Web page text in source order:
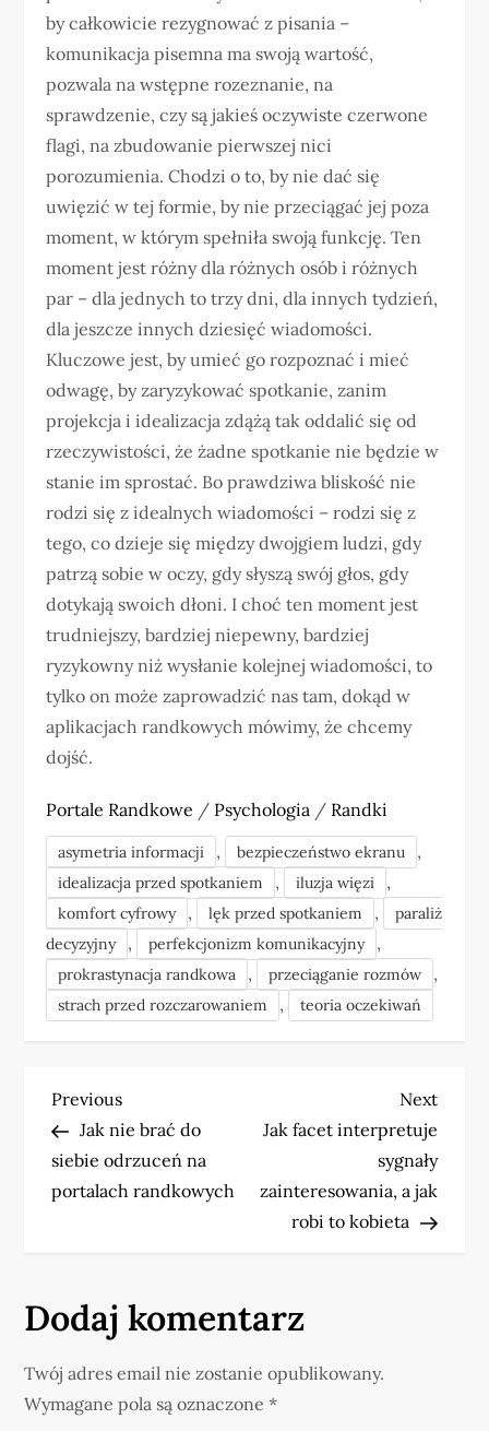
by całkowicie rezygnować z pisania –
komunikacja pisemna ma swoją wartość,
pozwala na wstępne rozeznanie, na
sprawdzenie, czy są jakieś oczywiste czerwone
flagi, na zbudowanie pierwszej nici
porozumienia. Chodzi o to, by nie dać się
uwięzić w tej formie, by nie przeciągać jej poza
moment, w którym spełniła swoją funkcję. Ten
moment jest różny dla różnych osób i różnych
par – dla jednych to trzy dni, dla innych tydzień,
dla jeszcze innych dziesięć wiadomości.
Kluczowe jest, by umieć go rozpoznać i mieć
odwagę, by zaryzykować spotkanie, zanim
projekcja i idealizacja zdążą tak oddalić się od
rzeczywistości, że żadne spotkanie nie będzie w
stanie im sprostać. Bo prawdziwa bliskość nie
rodzi się z idealnych wiadomości – rodzi się z
tego, co dzieje się między dwojgiem ludzi, gdy
patrzą sobie w oczy, gdy słyszą swój głos, gdy
dotykają swoich dłoni. I choć ten moment jest
trudniejszy, bardziej niepewny, bardziej
ryzykowny niż wysłanie kolejnej wiadomości, to
tylko on może zaprowadzić nas tam, dokąd w
aplikacjach randkowych mówimy, że chcemy
dojść.
Portale Randkowe / Psychologia / Randki
asymetria informacji , bezpieczeństwo ekranu ,
idealizacja przed spotkaniem , iluzja więzi ,
komfort cyfrowy , lęk przed spotkaniem ,
paraliż
decyzyjny
, perfekcjonizm komunikacyjny ,
prokrastynacja randkowa , przeciąganie rozmów ,
strach przed rozczarowaniem , teoria oczekiwań
N
a
w
a
c
Previous
Post
Previous
Jak nie brać do
siebie odrzuceń na
portalach randkowych
Next
Post
Next
Jak facet interpretuje
sygnały
zainteresowania, a jak
robi to kobieta
Dodaj komentarz
Twój adres email nie zostanie opublikowany.
Wymagane pola są oznaczone*